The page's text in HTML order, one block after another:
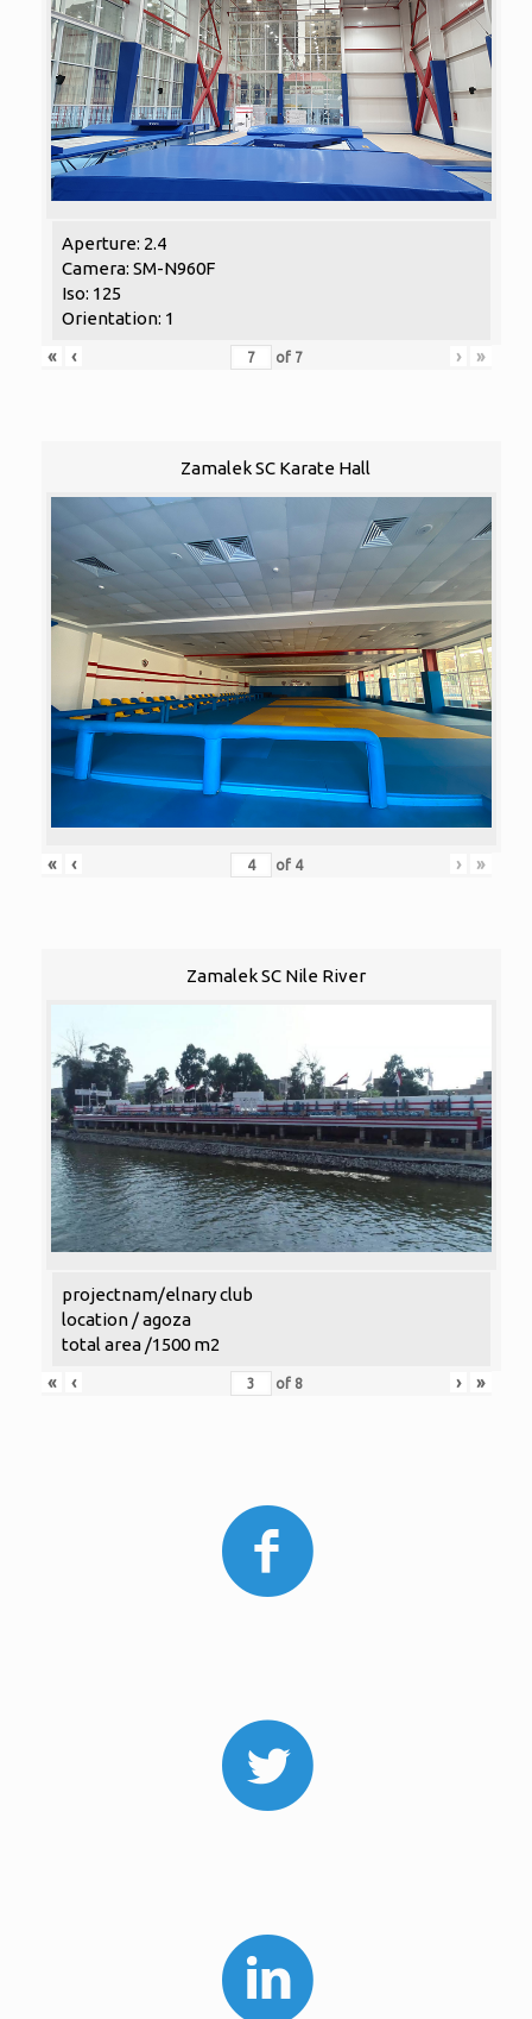
Aperture: 2.4
Camera: SM-N960F
Iso: 125
Orientation: 1
«
‹ of 7 › »
Zamalek SC Karate Hall
« ‹ of 4 › »
Zamalek SC Nile River
projectnam/elnary club
location / agoza
total area /1500 m2
«
‹ of 8 › »